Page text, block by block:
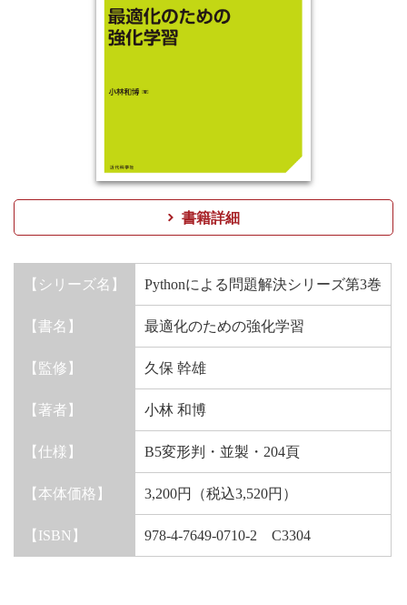
書籍詳細
【シリーズ名】 Pythonによる問題解決シリーズ第3巻
【書名】 最適化のための強化学習
【監修】 久保 幹雄
【著者】 小林 和博
【仕様】 B5変形判・並製・204頁
【本体価格】 3,200円（税込3,520円）
【ISBN】 978-4-7649-0710-2 C3304